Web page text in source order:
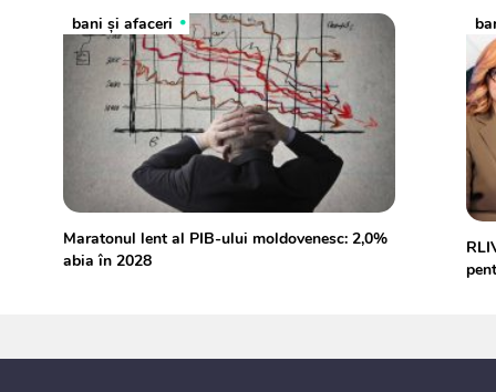
bani și afaceri
Maratonul lent al PIB-ului moldovenesc: 2,0%
abia în 2028